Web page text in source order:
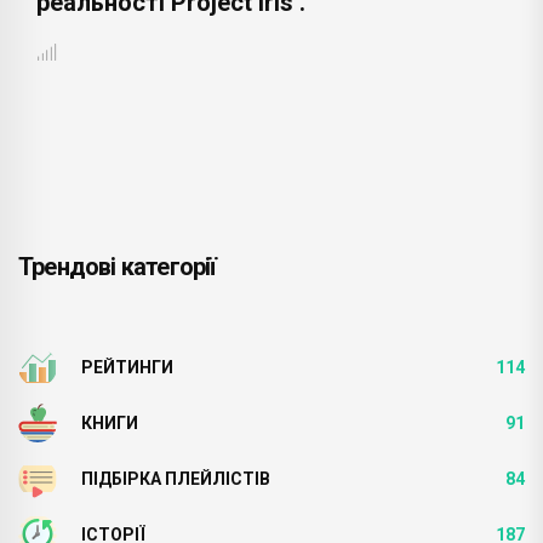
Трендові категорії
РЕЙТИНГИ 114
КНИГИ 91
ПІДБІРКА ПЛЕЙЛІСТІВ 84
ІСТОРІЇ 187